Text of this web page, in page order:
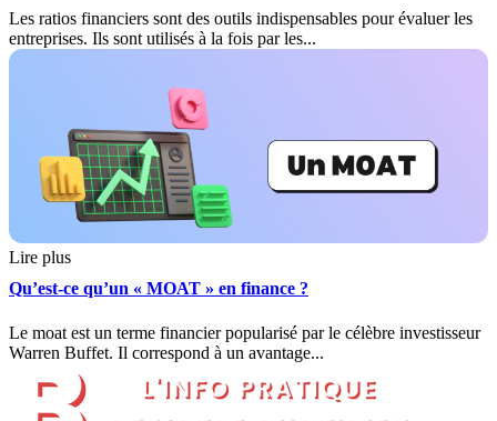
Les ratios financiers sont des outils indispensables pour évaluer les
entreprises. Ils sont utilisés à la fois par les...
Lire plus
Qu’est-ce qu’un « MOAT » en finance ?
Le moat est un terme financier popularisé par le célèbre investisseur
Warren Buffet. Il correspond à un avantage...